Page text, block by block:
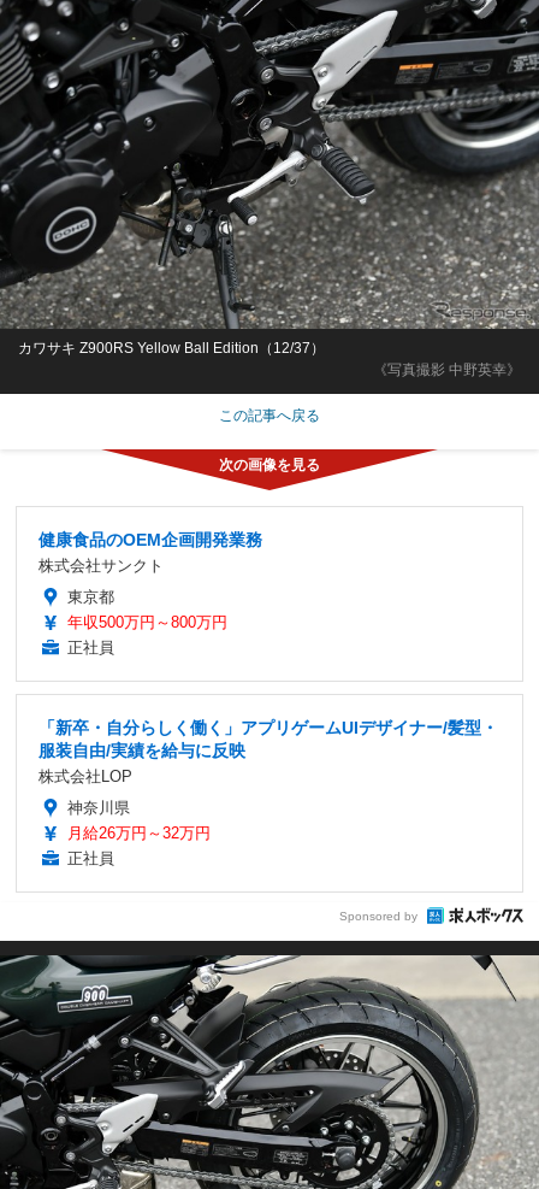
《写真撮影 中野英幸》
カワサキ Z900RS Yellow Ball Edition（12/37）
この記事へ戻る
健康食品のOEM企画開発業務
株式会社サンクト
東京都
年収500万円～800万円
正社員
「新卒・自分らしく働く」アプリゲームUIデザイナー/髪型・
服装自由/実績を給与に反映
株式会社LOP
神奈川県
月給26万円～32万円
正社員
Sponsored by